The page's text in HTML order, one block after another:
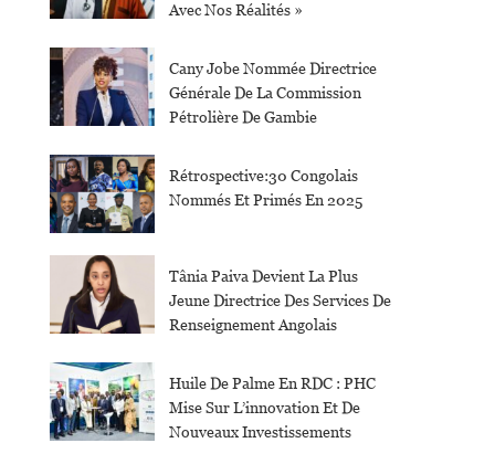
Avec Nos Réalités »
Cany Jobe Nommée Directrice
Générale De La Commission
Pétrolière De Gambie
Rétrospective:30 Congolais
Nommés Et Primés En 2025
Tânia Paiva Devient La Plus
Jeune Directrice Des Services De
Renseignement Angolais
Huile De Palme En RDC : PHC
Mise Sur L’innovation Et De
Nouveaux Investissements